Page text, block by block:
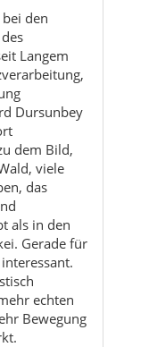
den
Langem
Dursunbey
dem Bild,
viele
das
als in den
Gerade für
echten
Bewegung